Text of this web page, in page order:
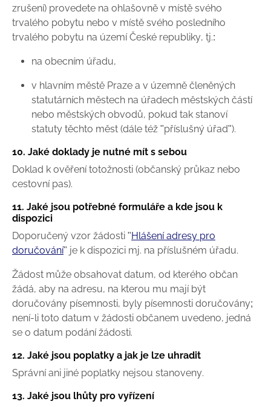
zrušení) provedete na ohlašovně v místě svého
trvalého pobytu nebo v místě svého posledního
trvalého pobytu na území České republiky, tj.:
na obecním úřadu,
v hlavním městě Praze a v územně členěných
statutárních městech na úřadech městských částí
nebo městských obvodů, pokud tak stanoví
statuty těchto měst (dále též "příslušný úřad").
10. Jaké doklady je nutné mít s sebou
Doklad k ověření totožnosti (občanský průkaz nebo
cestovní pas).
11. Jaké jsou potřebné formuláře a kde jsou k
dispozici
Doporučený vzor žádosti "Hlášení adresy pro
doručování" je k dispozici mj. na příslušném úřadu.
Žádost může obsahovat datum, od kterého občan
žádá, aby na adresu, na kterou mu mají být
doručovány písemnosti, byly písemnosti doručovány;
není-li toto datum v žádosti občanem uvedeno, jedná
se o datum podání žádosti.
12. Jaké jsou poplatky a jak je lze uhradit
Správní ani jiné poplatky nejsou stanoveny.
13. Jaké jsou lhůty pro vyřízení